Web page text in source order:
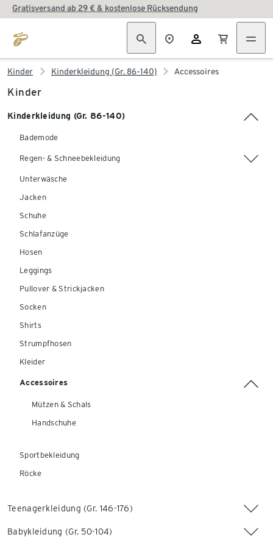
Gratisversand ab 29 € & kostenlose Rücksendung
Kinder Kinderkleidung (Gr. 86-140) Accessoires
Kinder
Kinderkleidung (Gr. 86-140)
Bademode
Regen- & Schneebekleidung
Unterwäsche
Jacken
Schuhe
Schlafanzüge
Hosen
Leggings
Pullover & Strickjacken
Socken
Shirts
Strumpfhosen
Kleider
Accessoires
Mützen & Schals
Handschuhe
Sportbekleidung
Röcke
Teenagerkleidung (Gr. 146-176)
Babykleidung (Gr. 50-104)